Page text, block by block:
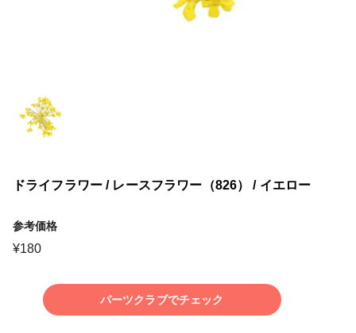
ドライフラワー / レースフラワー（826） / イエロー
参考価格
¥180
パーツクラブでチェック